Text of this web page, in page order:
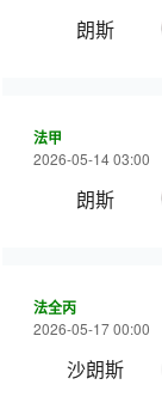
朗斯
法甲
2026-05-14 03:00
朗斯
法全丙
2026-05-17 00:00
沙朗斯